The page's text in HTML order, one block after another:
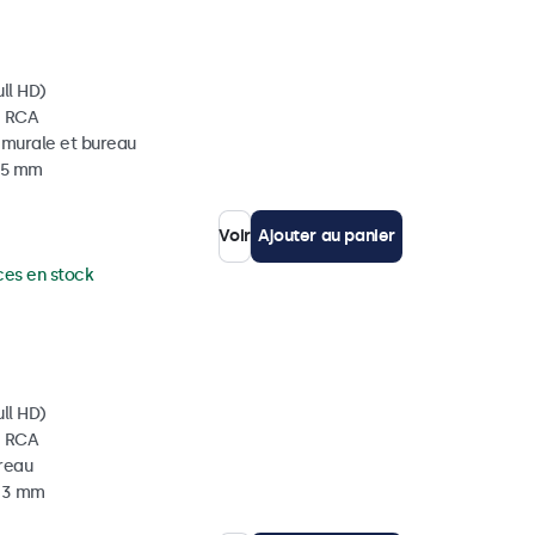
HD)
RCA
et bureau
mm
Voir Ajouter au panier
en stock
HD)
RCA
mm